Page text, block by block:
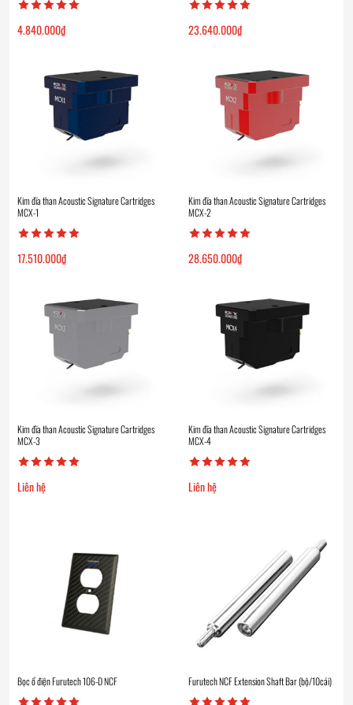
4.840.000₫ 23.640.000₫
Kim đĩa than Acoustic Signature Cartridges
MCX-1
17.510.000₫
Kim đĩa than Acoustic Signature Cartridges
MCX-2
28.650.000₫
Kim đĩa than Acoustic Signature Cartridges
MCX-3
Liên hệ
Kim đĩa than Acoustic Signature Cartridges
MCX-4
Liên hệ
Bọc ổ điện Furutech 106-D NCF Furutech NCF Extension Shaft Bar (bộ/10cái)